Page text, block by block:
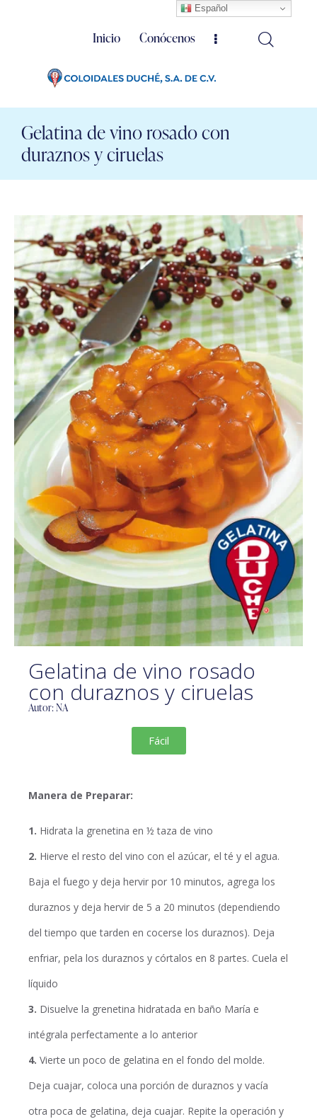
Inicio Conócenos
Gelatina de vino rosado con
duraznos y ciruelas
Gelatina de vino rosado
con duraznos y ciruelas
Autor: NA
Fácil
Manera de Preparar:
1. Hidrata la grenetina en ½ taza de vino
2. Hierve el resto del vino con el azúcar, el té y el agua.
Baja el fuego y deja hervir por 10 minutos, agrega los
duraznos y deja hervir de 5 a 20 minutos (dependiendo
del tiempo que tarden en cocerse los duraznos). Deja
enfriar, pela los duraznos y córtalos en 8 partes. Cuela el
líquido
3. Disuelve la grenetina hidratada en baño María e
intégrala perfectamente a lo anterior
4. Vierte un poco de gelatina en el fondo del molde.
Deja cuajar, coloca una porción de duraznos y vacía
otra poca de gelatina, deja cuajar. Repite la operación y
Español